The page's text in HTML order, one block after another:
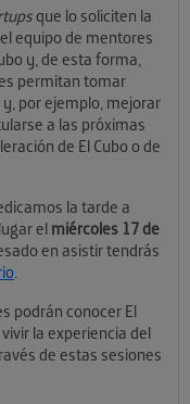
que lo soliciten la
equipo de mentores
y, de esta forma,
permitan tomar
por ejemplo, mejorar
a las próximas
de El Cubo o de
la tarde a
el miércoles 17 de
en asistir tendrás
.
podrán conocer El
la experiencia del
de estas sesiones